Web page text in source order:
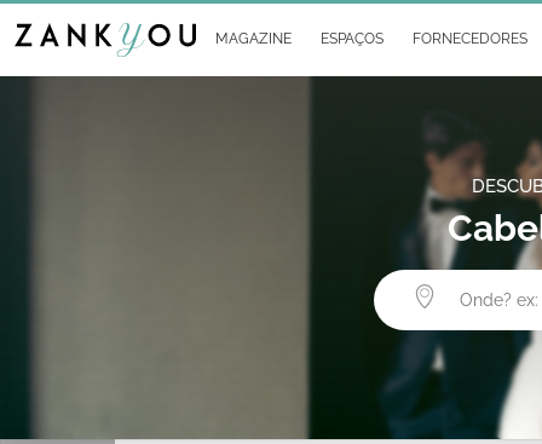
MAGAZINE ESPAÇOS FORNECEDORES